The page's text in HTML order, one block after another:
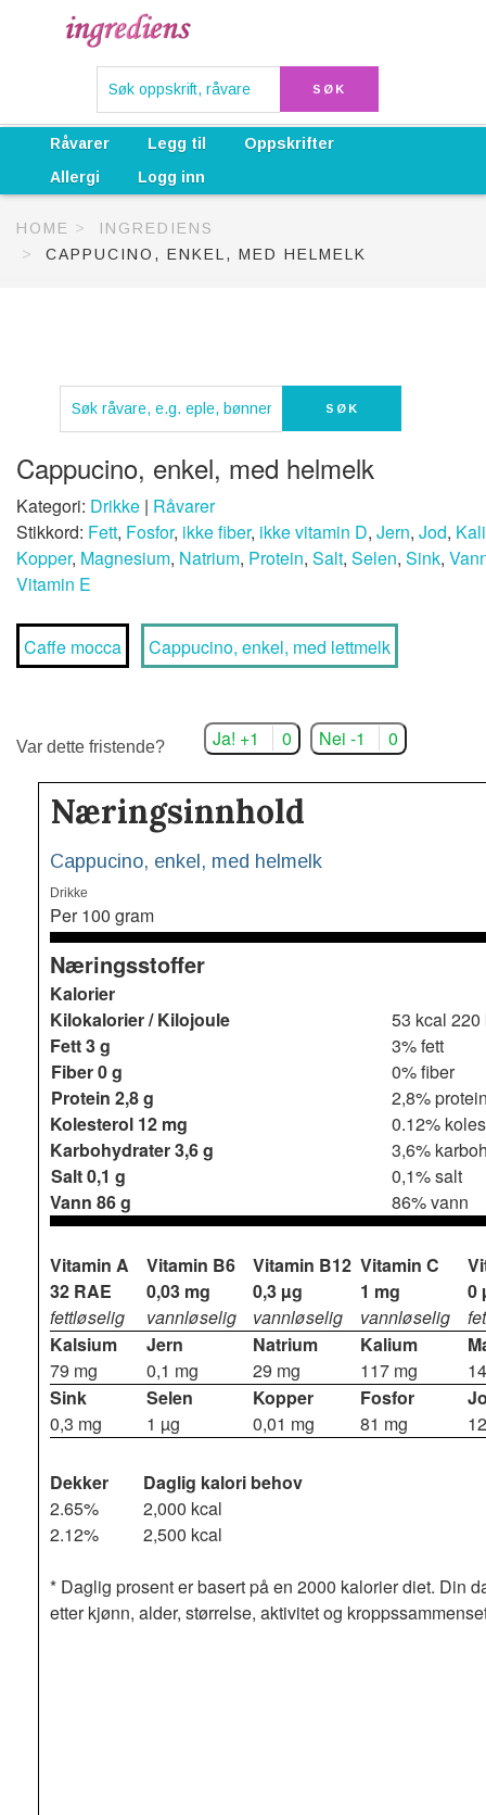
Råvarer Legg til
Oppskrifter
Allergi
Logg inn
HOME
INGREDIENS
CAPPUCINO, ENKEL, MED HELMELK
Cappucino, enkel, med helmelk
Kategori: Drikke | Råvarer
Stikkord: Fett, Fosfor, ikke fiber, ikke vitamin D, Jern, Jod,
Kopper, Magnesium, Natrium, Protein, Salt, Selen, Sink,
Vitamin E
Caffe mocca Cappucino, enkel, med lettmelk
Var dette fristende? Ja! +1 0 Nei -1 0
Næringsinnhold
Cappucino, enkel, med helmelk
Drikke
Per 100 gram
Næringsstoffer
Kalorier
Kilokalorier / Kilojoule
53 kcal 220
Fett3 g
3% fett
Fiber0 g
0% fiber
Protein 2,8 g
2,8%
Kolesterol 12 mg
0.12%
Karbohydrater3,6 g
3,6%
Salt0,1 g
0,1% salt
Vann 86 g 86% vann
Vitamin A
32 RAE
fettløselig
Vitamin B6
0,03 mg
vannløselig
Vitamin B12
0,3 µg
vannløselig
Vitamin C
1 mg
vannløselig
0
Kalsium
79 mg
Jern
0,1 mg
Natrium
29 mg
Kalium
117 mg
Sink
0,3 mg
Selen
1 µg
Kopper
0,01 mg
Fosfor
81 mg
Dekker
Daglig kalori behov
2.65%
2,000 kcal
2.12%
2,500 kcal
* Daglig prosent er basert på en 2000 kalorier diet. Din
etter kjønn, alder, størrelse, aktivitet og